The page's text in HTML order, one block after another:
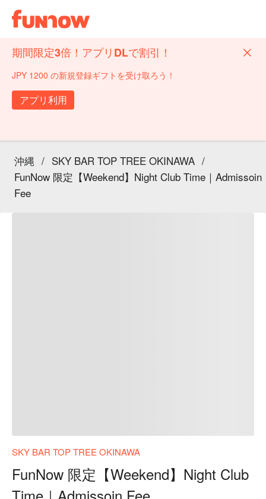
期間限定3倍！アプリDLで割引！
JPY 1200 の新規登録ギフトを受け取ろう！
アプリ利用
沖縄 / SKY BAR TOP TREE OKINAWA /
FunNow 限定【Weekend】Night Club Time｜Admissoin
Fee
SKY BAR TOP TREE OKINAWA
FunNow 限定【Weekend】Night Club